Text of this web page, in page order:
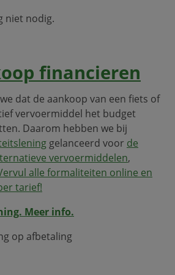
niet nodig.
financieren
dat de aankoop van een fiets of
vervoermiddel het budget
Daarom hebben we bij
gelanceerd voor de
vervoermiddelen,
alle formaliteiten online en
tarief!
Meer info.
op afbetaling